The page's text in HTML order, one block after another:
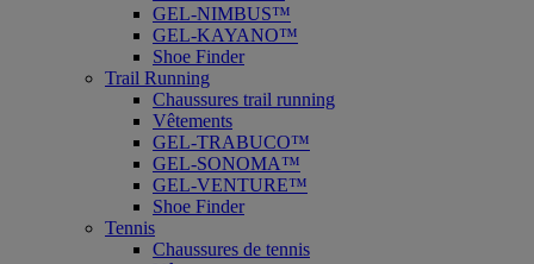
GEL-NIMBUS™
GEL-KAYANO™
Shoe Finder
Trail Running
Chaussures trail running
Vêtements
GEL-TRABUCO™
GEL-SONOMA™
GEL-VENTURE™
Shoe Finder
Tennis
Chaussures de tennis